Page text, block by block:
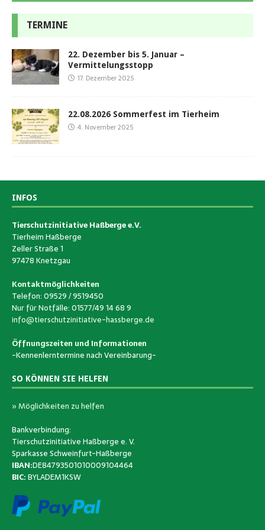
TERMINE
22. Dezember bis 5. Januar –
Vermittelungsstopp
17. Dezember 2025
22.08.2026 Sommerfest im Tierheim
4. November 2025
INFOS
Tierschutzinitiative Haßberge e.V.
Tierheim Haßberge
Zeller Straße 1
97478 Knetzgau
Kontaktmöglichkeiten
Telefon: 09529 / 9519450
Nur für Notfälle: 01577/49 14 68 9
info@tierschutzinitiative-hassberge.de
Öffnungszeiten und Informationen
-Kennenlerntermine nach Vereinbarung-
SO KÖNNEN SIE HELFEN
» Möglichkeiten zu helfen
Bankverbindung:
Tierschutzinitiative Haßberge e. V.
Sparkasse Schweinfurt-Haßberge
IBAN:DE84793501010009104464
BIC:BYLADEM1KSW